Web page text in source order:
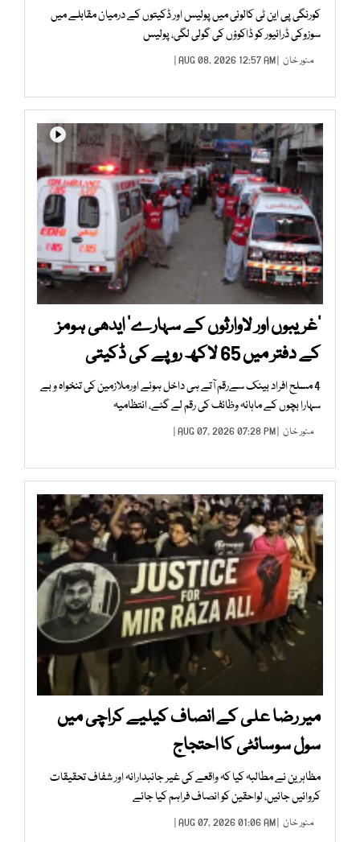
کورنگی پی این ٹی کالونی میں پولیس اور ڈکیتوں کے درمیان مقابلے میں
سوزوکی ڈرائیور کو ڈاکوؤں کی گولی لگی، پولیس
منور خان | AUG 08, 2026 12:57 AM |
’غریبوں اور لاوارثوں کے سہارے‘ ایدھی ہومز
کے دفتر میں 65 لاکھ روپے کی ڈکیتی
4 مسلح افراد بینک سےرقم آتے ہی داخل ہوئے اورملازمین کی تنخواہ و بے
سہارا بچوں کے ماہانہ وظائف کی رقم لے گئے، انتظامیہ
منور خان
میر رضا علی کے انصاف کیلیے کراچی میں
سول سوسائٹی کا احتجاج
مظاہرین نے مطالبہ کیا کہ واقعے کی غیر جانبدارانہ اور شفاف تحقیقات
کروائیں جائیں، لواحقین کو انصاف فراہم کیا جائے
منور خان